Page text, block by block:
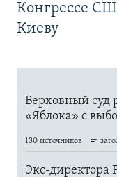
Конгрессе
Киеву